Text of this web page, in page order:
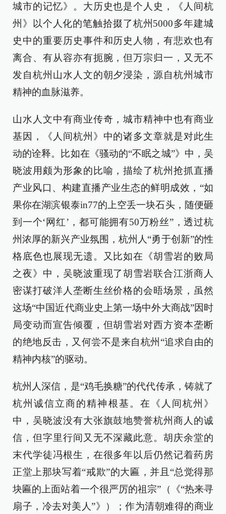
城市的记忆》。大历史也是个人史，《人间杭
州》以个人化的笔触拾掇了杭州5000多年建城
史中的重要历史事件和历史人物，有悲欢也有
离合、有从容亦有扼腕，但万宗归一，又无不
发自杭州山水人文的朝夕浸染，源自杭州城市
精神的血脉滋养。
山水人文中有商业传奇，城市精神中也有商业
基因，《人间杭州》中的诸多文章就是对此生
动的诠释。比如在《骚动的“不眠之城”》中，吴
晓波用颇为形象的比喻，描绘了杭州抢抓直播
产业风口、构建直播产业生态的鲜明成效，“如
果你在湖滨银泰in77的上空丢一块石头，随便砸
到一个‘网红’，都可能拥有50万粉丝”，透过杭
州浓厚的新兴产业氛围，杭州人“勇于创新”的性
格底色也展现无遗。又比如在《胡雪岩的败局
之夜》中，吴晓波重现了胡雪岩联合江浙商人
密谋打破洋人垄断生丝价格的会晤场景，虽然
这场“中国近代商业史上第一场中外大商战”因时
局变动而宣告倾覆，但胡雪岩对西方资本垄断
的绝地反击，又何尝不是来自杭州“追求自由的
精神内核”的驱动。
杭州人深信，是“鸡毛换糖”的代代传承，铸就了
杭州诚信立商的精神根基。在《人间杭州》
中，吴晓波没有大张旗鼓地赞誉杭州商人的诚
信，但字里行间又无不深藏此意。胡庆余堂的
末代学徒冯根生，在很多年以后仍然记着药房
正堂上那块写着“戒欺”的大匾，并且“总觉得那
块匾的上面站着一个很严厉的祖宗”（《“热来寻
扇子，冷去对美人”》）；作为清朝难得的商业